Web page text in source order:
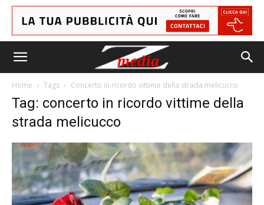
Home Tags Concerto in ricordo vittime della strada melicucco
Tag: concerto in ricordo vittime della
strada melicucco